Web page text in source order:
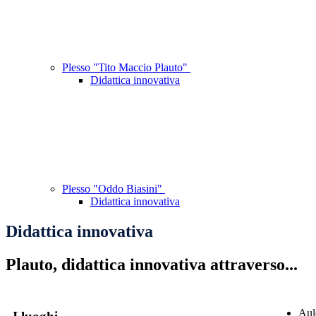
Plesso "Tito Maccio Plauto"
Didattica innovativa
Plesso "Oddo Biasini"
Didattica innovativa
Didattica innovativa
Plauto, didattica innovativa attraverso...